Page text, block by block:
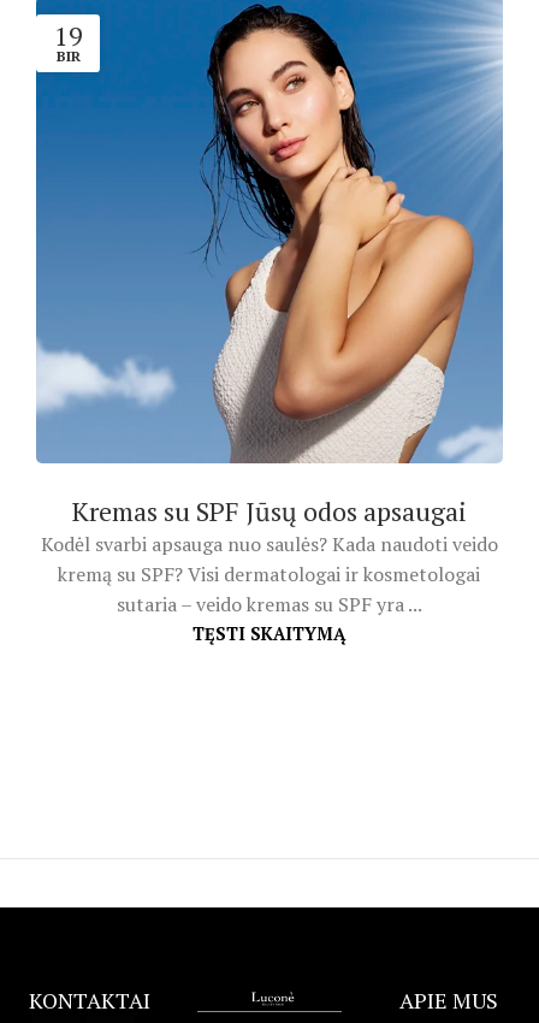
19
BIR
Kremas su SPF Jūsų odos apsaugai
Kodėl svarbi apsauga nuo saulės? Kada naudoti veido
kremą su SPF? Visi dermatologai ir kosmetologai
sutaria – veido kremas su SPF yra ...
TĘSTI SKAITYMĄ
KONTAKTAI
APIE MUS